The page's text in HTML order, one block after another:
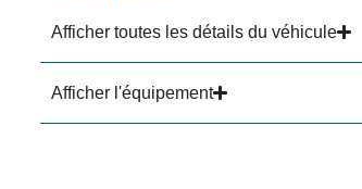
Afficher toutes les détails du véhicule
Afficher l'équipement